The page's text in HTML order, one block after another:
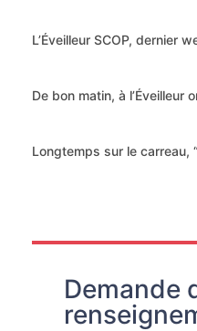
L’Éveilleur SCOP, dernier
De bon matin, à l’Éveilleur
Longtemps sur le carreau,
Demande